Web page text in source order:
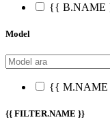
{{ B.NAME
Model
{{
{{ FILTER.NAME }}